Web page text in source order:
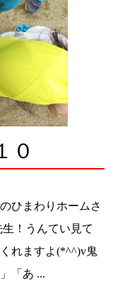
０
ひまわりホームさ
！うんてい見て
れますよ(*^^)v鬼
「あ ...